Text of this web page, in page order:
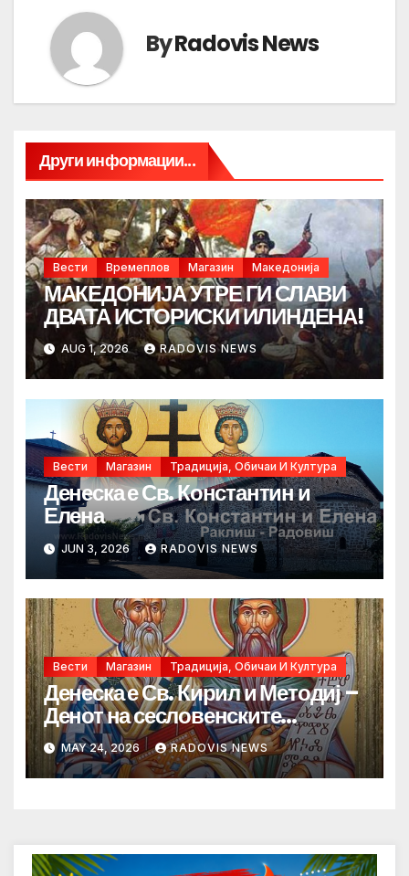
ByRadovis News
Други информации...
Вести Времеплов Магазин Македонија
МАКЕДОНИЈА УТРЕ ГИ СЛАВИ
ДВАТА ИСТОРИСКИ ИЛИНДЕНА!
AUG 1, 2026 RADOVIS NEWS
Вести Магазин Традиција, Обичаи И Култура
Денеска е Св. Константин и
Елена
JUN 3, 2026 RADOVIS NEWS
Вести Магазин Традиција, Обичаи И Култура
Денеска е Св. Кирил и Методиј –
Денот на сесловенските
просветители
MAY 24, 2026 RADOVIS NEWS